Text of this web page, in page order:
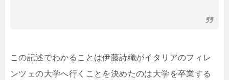
この記述でわかることは伊藤詩織がイタリアのフィレ
ンツェの大学へ行くことを決めたのは大学を卒業する